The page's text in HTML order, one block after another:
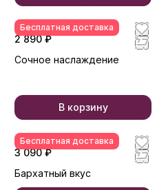
Бесплатная доставка
2 890 ₽
Сочное наслаждение
В корзину
Бесплатная доставка
3 090 ₽
Бархатный вкус